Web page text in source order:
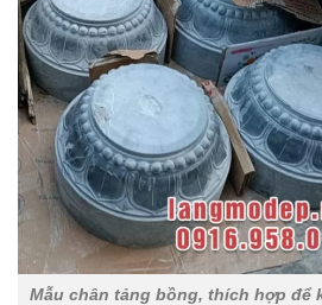
Mẫu chân tảng bồng, thích hợp để